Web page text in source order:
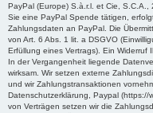
PayPal (Europe) S.à.r.l. et Cie,
Sie eine PayPal Spende tätigen,
Zahlungsdaten an PayPal. Die
von Art. 6 Abs. 1 lit. a DSGVO
Erfüllung eines Vertrags). Ein Widerruf
In der Vergangenheit liegende
wirksam. Wir setzen externe
und wir Zahlungstransaktionen
Datenschutzerklärung, Paypal (https://
von Verträgen setzen wir die